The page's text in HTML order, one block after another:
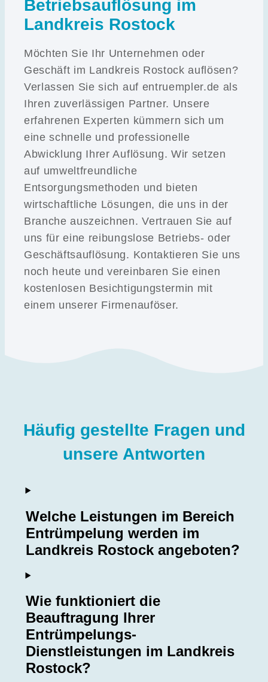
Betriebsauflösung im
Landkreis Rostock
Möchten Sie Ihr Unternehmen oder
Geschäft im Landkreis Rostock auflösen?
Verlassen Sie sich auf entruempler.de als
Ihren zuverlässigen Partner. Unsere
erfahrenen Experten kümmern sich um
eine schnelle und professionelle
Abwicklung Ihrer Auflösung. Wir setzen
auf umweltfreundliche
Entsorgungsmethoden und bieten
wirtschaftliche Lösungen, die uns in der
Branche auszeichnen. Vertrauen Sie auf
uns für eine reibungslose Betriebs- oder
Geschäftsauflösung. Kontaktieren Sie uns
noch heute und vereinbaren Sie einen
kostenlosen Besichtigungstermin mit
einem unserer Firmenauföser.
Häufig gestellte Fragen und
unsere Antworten
Welche Leistungen im Bereich
Entrümpelung werden im
Landkreis Rostock angeboten?
Wie funktioniert die
Beauftragung Ihrer
Entrümpelungs-
Dienstleistungen im Landkreis
Rostock?